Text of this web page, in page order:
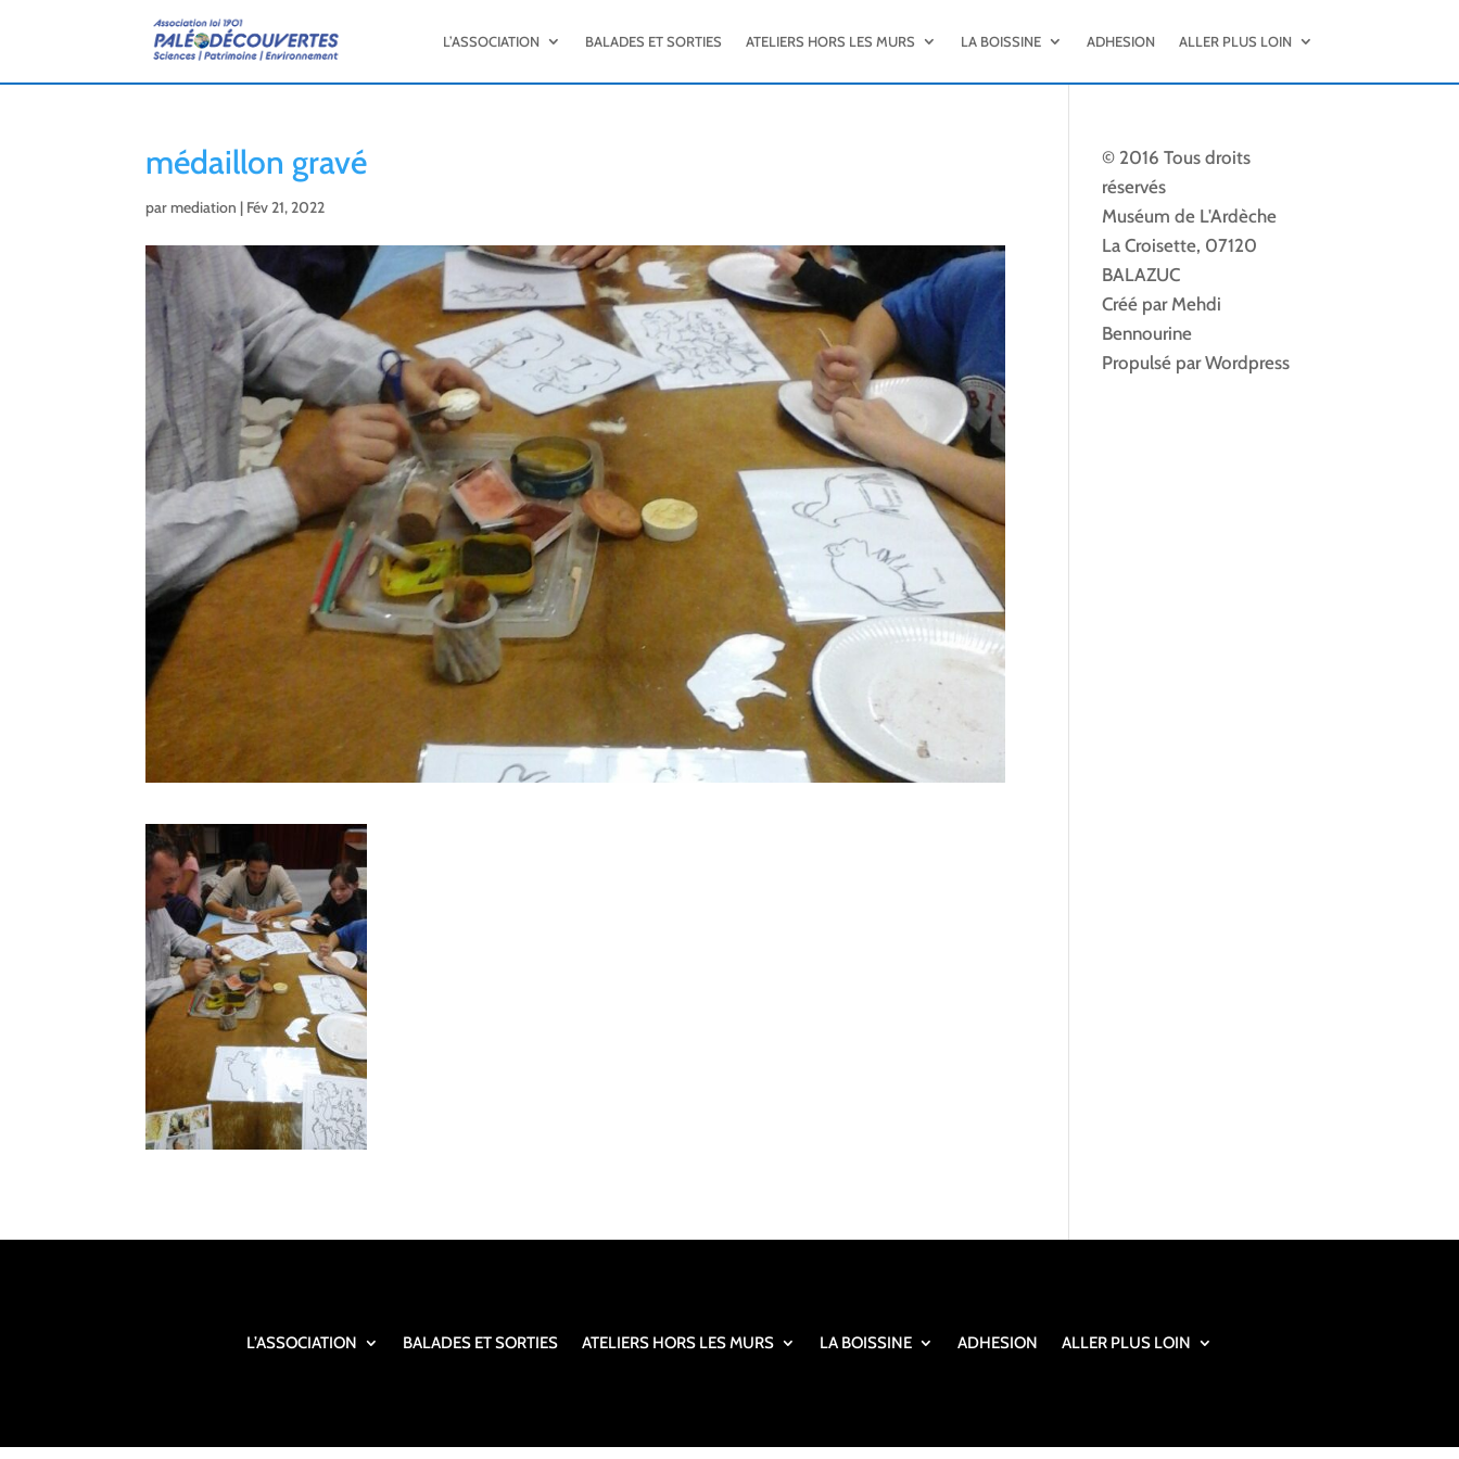
L’ASSOCIATION BALADES ET SORTIES ATELIERS HORS LES MURS LA BOISSINE ADHESION ALLER PLUS LOIN
médaillon gravé
parmediation | Fév 21, 2022
© 2016 Tous droits
réservés
Muséum de L'Ardèche
La Croisette, 07120
BALAZUC
Créé par Mehdi
Bennourine
Propulsé par Wordpress
L’ASSOCIATION BALADES ET SORTIES ATELIERS HORS LES MURS LA BOISSINE ADHESION ALLER PLUS LOIN